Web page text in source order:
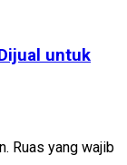
untuk
Ruas yang wajib